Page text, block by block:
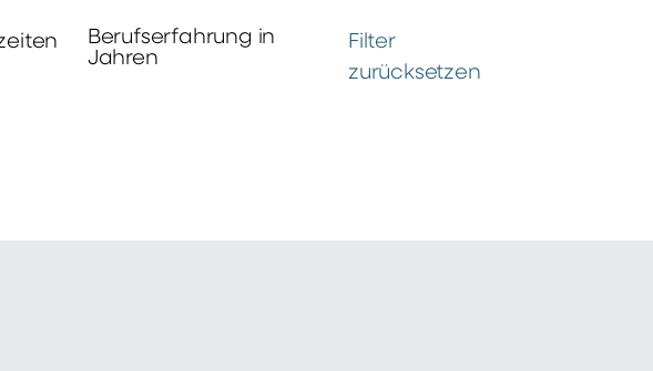
Berufserfahrung in
Jahren
Filter
zurücksetzen